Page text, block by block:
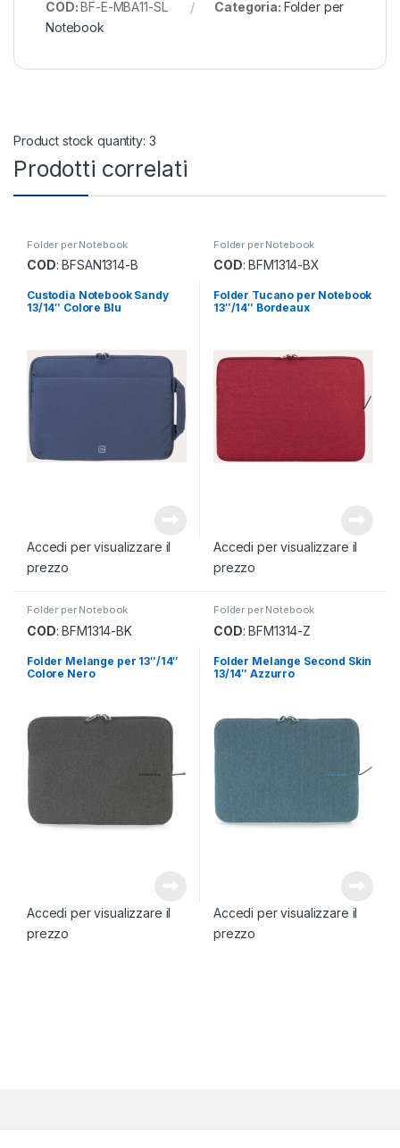
COD:BF-E-MBA11-SL Categoria: Folder per
Notebook
Product stock quantity: 3
Prodotti correlati
Folder per Notebook
COD: BFSAN1314-B
Custodia Notebook Sandy
13/14″ Colore Blu
Accedi per visualizzare il
prezzo
Folder per Notebook
COD: BFM1314-BX
Folder Tucano per Notebook
13″/14″ Bordeaux
Accedi per visualizzare il
prezzo
Folder per Notebook
COD: BFM1314-BK
Folder Melange per 13″/14″
Colore Nero
Accedi per visualizzare il
prezzo
Folder per Notebook
COD: BFM1314-Z
Folder Melange Second Skin
13/14″ Azzurro
Accedi per visualizzare il
prezzo